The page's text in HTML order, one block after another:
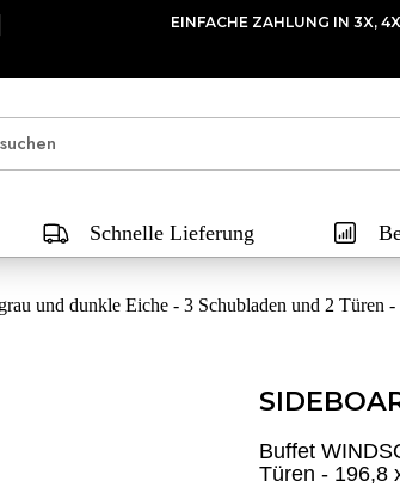
EINFACHE ZAHLUNG IN 3X,
Schnelle Lieferung
und dunkle Eiche - 3 Schubladen und 2 Türen
Buffet
Türen - 196,8